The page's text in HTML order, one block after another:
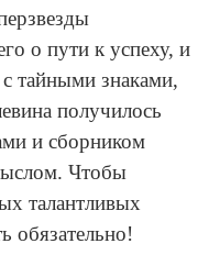
о пути к успеху, и
тайными знаками,
получилось
и сборником
Чтобы
талантливых
обязательно!